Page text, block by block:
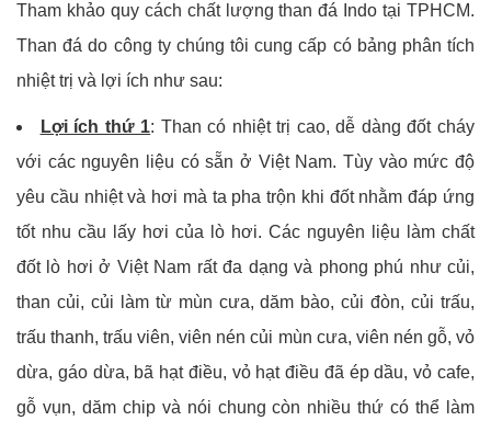
Tham khảo quy cách chất lượng than đá Indo tại TPHCM.
Than đá do công ty chúng tôi cung cấp có bảng phân tích
nhiệt trị và lợi ích như sau:
Lợi ích thứ 1: Than có nhiệt trị cao, dễ dàng đốt cháy
với các nguyên liệu có sẵn ở Việt Nam. Tùy vào mức độ
yêu cầu nhiệt và hơi mà ta pha trộn khi đốt nhằm đáp ứng
tốt nhu cầu lấy hơi của lò hơi. Các nguyên liệu làm chất
đốt lò hơi ở Việt Nam rất đa dạng và phong phú như củi,
than củi, củi làm từ mùn cưa, dăm bào, củi đòn, củi trấu,
trấu thanh, trấu viên, viên nén củi mùn cưa, viên nén gỗ, vỏ
dừa, gáo dừa, bã hạt điều, vỏ hạt điều đã ép dầu, vỏ cafe,
gỗ vụn, dăm chip và nói chung còn nhiều thứ có thể làm